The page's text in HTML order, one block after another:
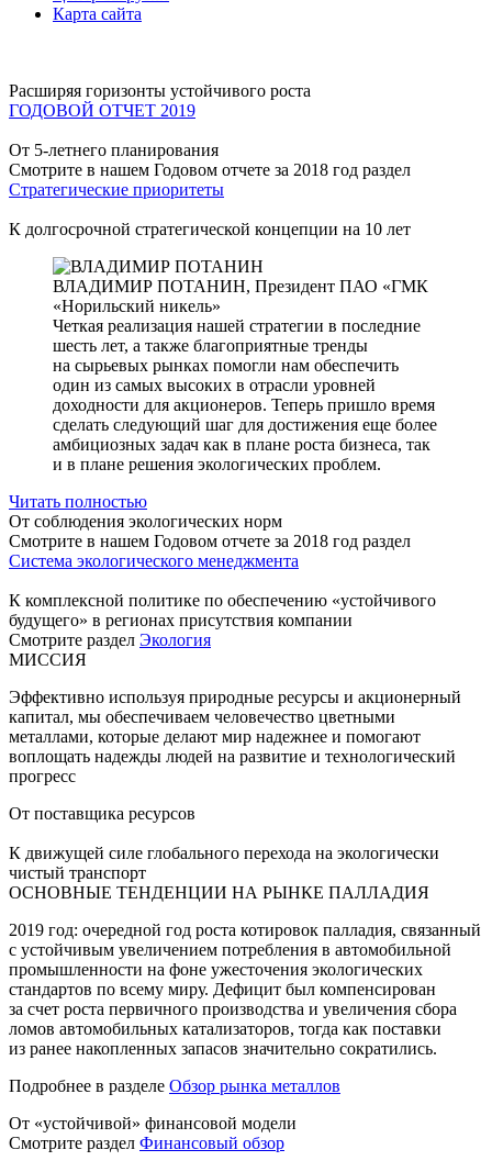
Карта сайта
Расширяя горизонты устойчивого роста
ГОДОВОЙ ОТЧЕТ 2019
От 5-летнего планирования
Смотрите в нашем Годовом отчете за 2018 год раздел
Стратегические приоритеты
К долгосрочной стратегической концепции на 10 лет
ВЛАДИМИР ПОТАНИН, Президент ПАО «ГМК
«Норильский никель»
Четкая реализация нашей стратегии в последние
шесть лет, а также благоприятные тренды
на сырьевых рынках помогли нам обеспечить
один из самых высоких в отрасли уровней
доходности для акционеров. Теперь пришло время
сделать следующий шаг для достижения еще более
амбициозных задач как в плане роста бизнеса, так
и в плане решения экологических проблем.
Читать полностью
От соблюдения экологических норм
Смотрите в нашем Годовом отчете за 2018 год раздел
Система экологического менеджмента
К комплексной политике по обеспечению «устойчивого
будущего» в регионах присутствия компании
Смотрите раздел Экология
МИССИЯ
Эффективно используя природные ресурсы и акционерный
капитал, мы обеспечиваем человечество цветными
металлами, которые делают мир надежнее и помогают
воплощать надежды людей на развитие и технологический
прогресс
От поставщика ресурсов
К движущей силе глобального перехода на экологически
чистый транспорт
ОСНОВНЫЕ ТЕНДЕНЦИИ НА РЫНКЕ ПАЛЛАДИЯ
2019 год: очередной год роста котировок палладия, связанный
с устойчивым увеличением потребления в автомобильной
промышленности на фоне ужесточения экологических
стандартов по всему миру. Дефицит был компенсирован
за счет роста первичного производства и увеличения сбора
ломов автомобильных катализаторов, тогда как поставки
из ранее накопленных запасов значительно сократились.
Подробнее в разделе Обзор рынка металлов
От «устойчивой» финансовой модели
Смотрите раздел Финансовый обзор